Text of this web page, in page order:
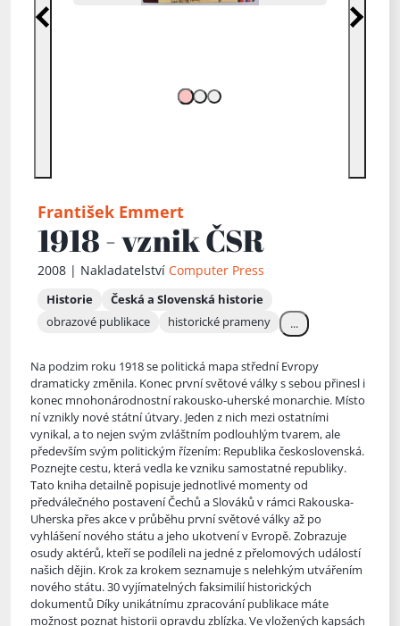
Předchozí Další
František Emmert
1918 - vznik ČSR
2008 | Nakladatelství Computer Press
Historie
Česká a Slovenská historie
obrazové publikace
historické prameny ...
Na podzim roku 1918 se politická mapa střední Evropy
dramaticky změnila. Konec první světové války s sebou přinesl i
konec mnohonárodnostní rakousko-uherské monarchie. Místo
ní vznikly nové státní útvary. Jeden z nich mezi ostatními
vynikal, a to nejen svým zvláštním podlouhlým tvarem, ale
především svým politickým řízením: Republika československá.
Poznejte cestu, která vedla ke vzniku samostatné republiky.
Tato kniha detailně popisuje jednotlivé momenty od
předválečného postavení Čechů a Slováků v rámci Rakouska-
Uherska přes akce v průběhu první světové války až po
vyhlášení nového státu a jeho ukotvení v Evropě. Zobrazuje
osudy aktérů, kteří se podíleli na jedné z přelomových událostí
našich dějin. Krok za krokem seznamuje s nelehkým utvářením
nového státu. 30 vyjímatelných faksimilií historických
dokumentů Díky unikátnímu zpracování publikace máte
možnost poznat historii opravdu zblízka. Ve vložených kapsách